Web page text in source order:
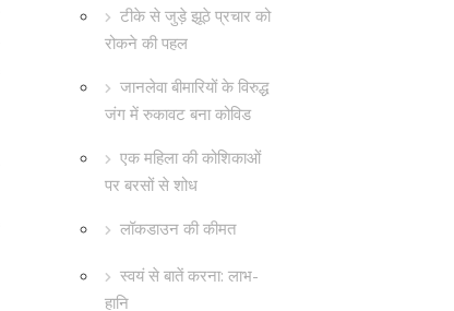
टीके से जुड़े झूठे प्रचार को
रोकने की पहल
जानलेवा बीमारियों के विरुद्ध
जंग में रुकावट बना कोविड
एक महिला की कोशिकाओं
पर बरसों से शोध
लॉकडाउन की कीमत
स्वयं से बातें करना: लाभ-
हानि